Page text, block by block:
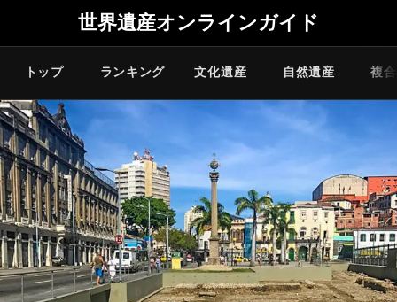
世界遺産オンラインガイド
トップ ランキング 文化遺産 自然遺産 複